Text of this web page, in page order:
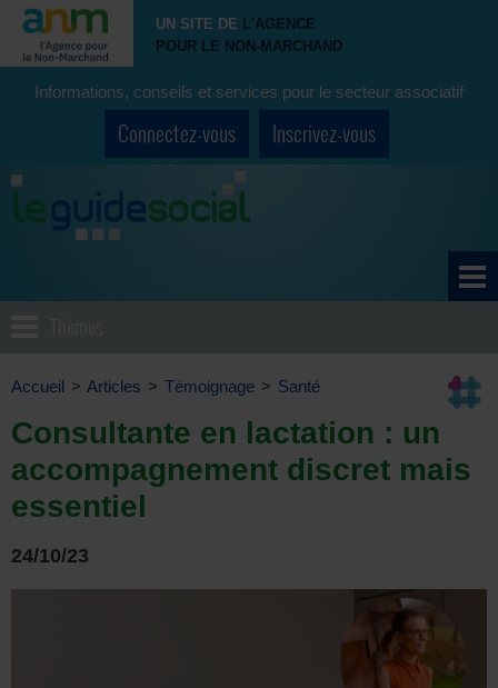
UN SITE DE L'AGENCE
POUR LE NON-MARCHAND
Informations, conseils et services pour le secteur associatif
Connectez-vous Inscrivez-vous
Accueil > Articles > Témoignage > Santé
Consultante en lactation : un
accompagnement discret mais
essentiel
24/10/23